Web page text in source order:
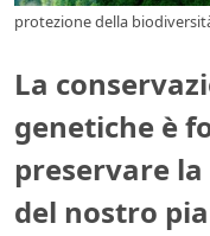
protezione della
La
genetiche è
preservare
del nostro